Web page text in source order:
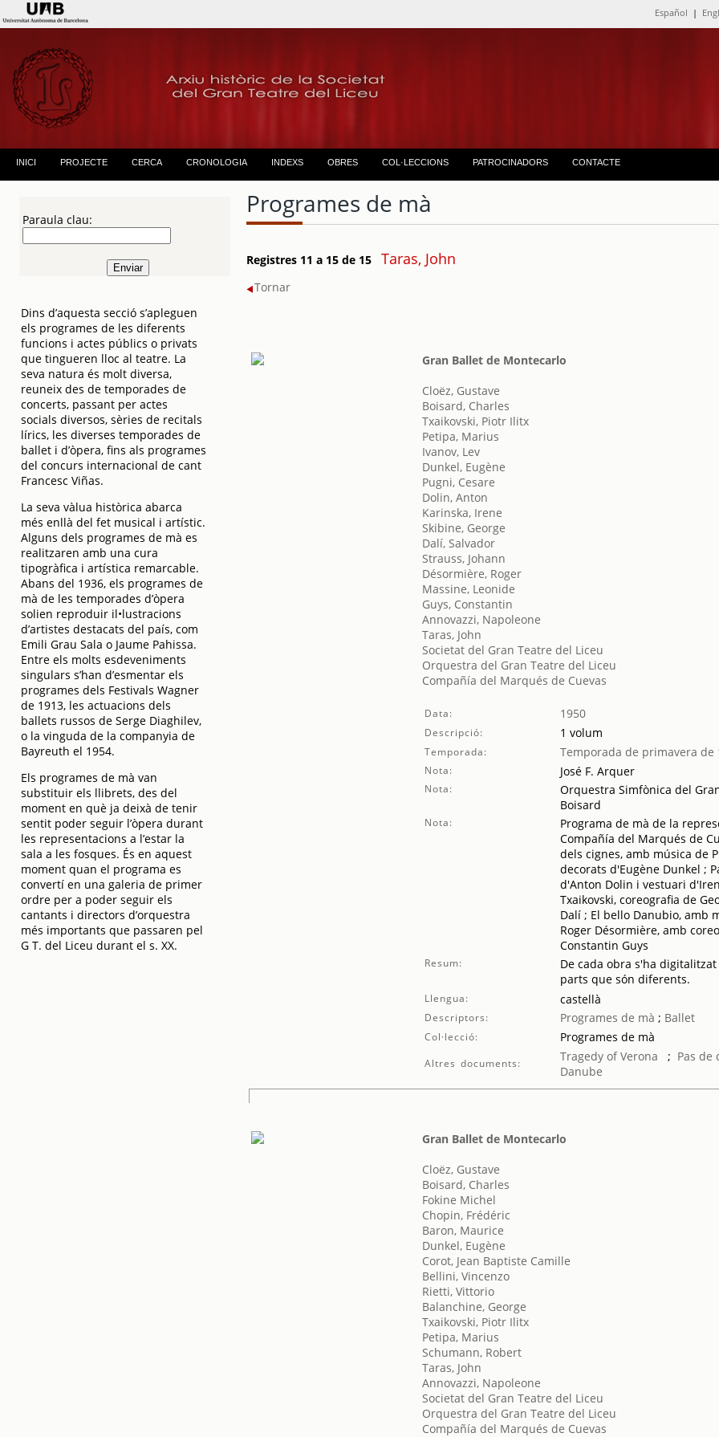
Español |
INICI PROJECTE CERCA CRONOLOGIA INDEXS OBRES COL·LECCIONS PATROCINADORS CONTACTE
Paraula clau:
Dins d’aquesta secció s’apleguen
els programes de les diferents
funcions i actes públics o privats
que tingueren lloc al teatre. La
seva natura és molt diversa,
reuneix des de temporades de
concerts, passant per actes
socials diversos, sèries de recitals
lírics, les diverses temporades de
ballet i d’òpera, fins als programes
del concurs internacional de cant
Francesc Viñas.
La seva vàlua històrica abarca
més enllà del fet musical i artístic.
Alguns dels programes de mà es
realitzaren amb una cura
tipogràfica i artística remarcable.
Abans del 1936, els programes de
mà de les temporades d’òpera
solien reproduir il•lustracions
d’artistes destacats del país, com
Emili Grau Sala o Jaume Pahissa.
Entre els molts esdeveniments
singulars s’han d’esmentar els
programes dels Festivals Wagner
de 1913, les actuacions dels
ballets russos de Serge Diaghilev,
o la vinguda de la companyia de
Bayreuth el 1954.
Els programes de mà van
substituir els llibrets, des del
moment en què ja deixà de tenir
sentit poder seguir l’òpera durant
les representacions a l’estar la
sala a les fosques. És en aquest
moment quan el programa es
convertí en una galeria de primer
ordre per a poder seguir els
cantants i directors d’orquestra
més importants que passaren pel
G T. del Liceu durant el s. XX.
Programes de mà
Registres 11 a 15 de 15 Taras, John
Tornar
Gran Ballet de Montecarlo
Cloëz, Gustave
Boisard, Charles
Txaikovski, Piotr Ilitx
Petipa, Marius
Ivanov, Lev
Dunkel, Eugène
Pugni, Cesare
Dolin, Anton
Karinska, Irene
Skibine, George
Dalí, Salvador
Strauss, Johann
Désormière, Roger
Massine, Leonide
Guys, Constantin
Annovazzi, Napoleone
Taras, John
Societat del Gran Teatre del Liceu
Orquestra del Gran Teatre del Liceu
Compañía del Marqués de Cuevas
Data: 1950
Descripció: 1 volum
Temporada: Temporada de primavera de
Nota: José F. Arquer
Nota:
Orquestra Simfònica del
Boisard
Nota:
Programa de mà de la
Compañía del Marqués de
dels cignes, amb música de
decorats d'Eugène Dunkel ;
d'Anton Dolin i vestuari
Txaikovski, coreografia de
Dalí ; El bello Danubio, amb
Roger Désormière, amb
Constantin Guys
Resum:
De cada obra s'ha
parts que són diferents.
Llengua: castellà
Descriptors: Programes de mà ; Ballet
Col·lecció: Programes de mà
Altres documents: Tragedy of Verona ; Pas de
Danube
Gran Ballet de Montecarlo
Cloëz, Gustave
Boisard, Charles
Fokine Michel
Chopin, Frédéric
Baron, Maurice
Dunkel, Eugène
Corot, Jean Baptiste Camille
Bellini, Vincenzo
Rietti, Vittorio
Balanchine, George
Txaikovski, Piotr Ilitx
Petipa, Marius
Schumann, Robert
Taras, John
Annovazzi, Napoleone
Societat del Gran Teatre del Liceu
Orquestra del Gran Teatre del Liceu
Compañía del Marqués de Cuevas